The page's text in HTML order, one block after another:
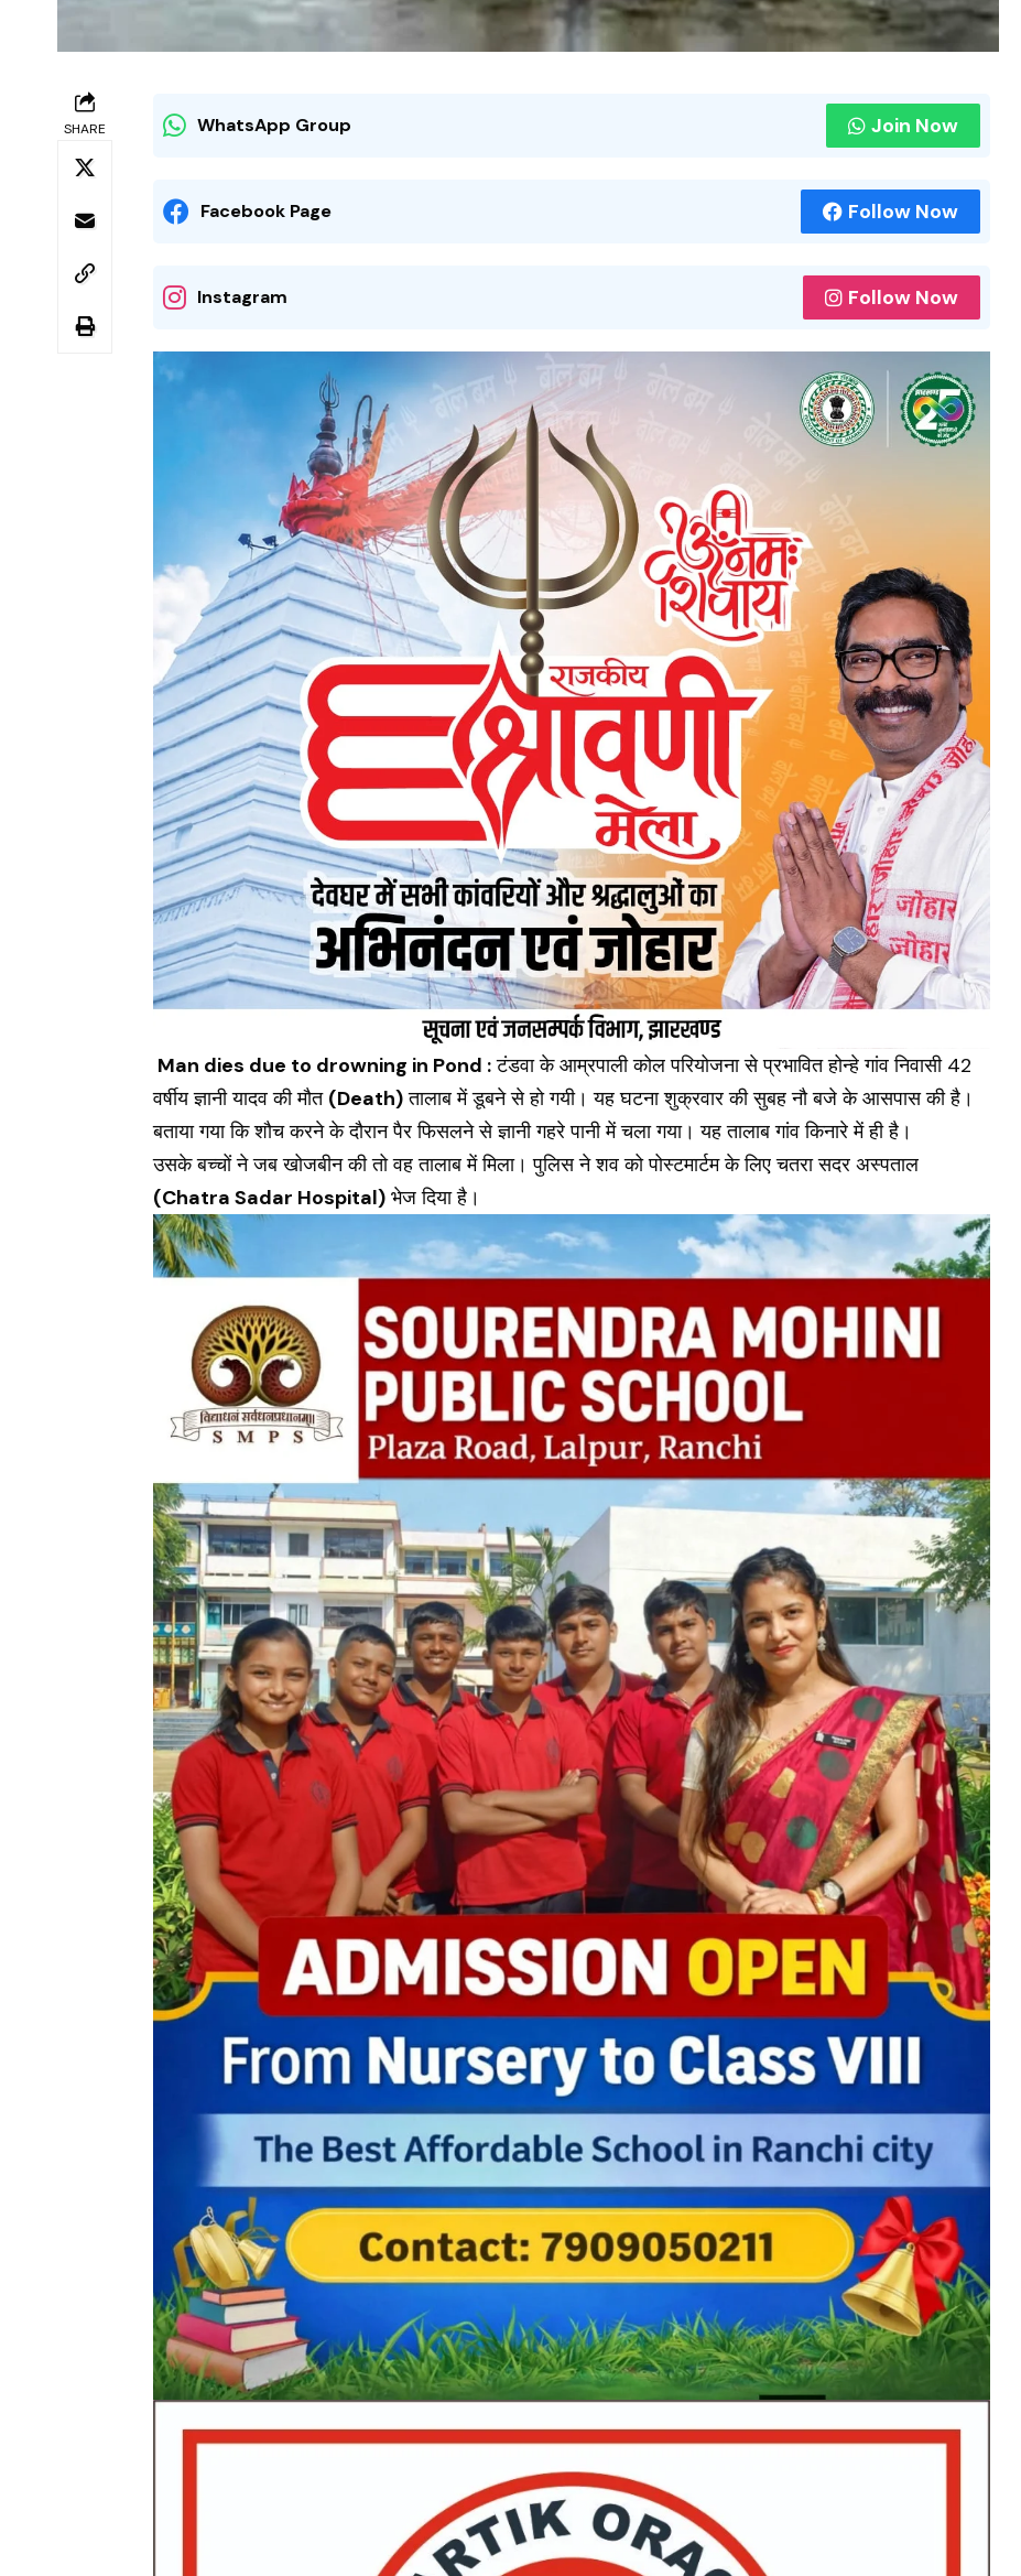
SHARE WhatsApp Group Join Now
Facebook Page Follow Now
Instagram Follow Now
Man dies due to drowning in Pond :टंडवा के आम्रपाली कोल परियोजना से प्रभावित होन्हे गांव निवासी 42
वर्षीय ज्ञानी यादव की मौत (Death) तालाब में डूबने से हो गयी। यह घटना शुक्रवार की सुबह नौ बजे के आसपास की है।
बताया गया कि शौच करने के दौरान पैर फिसलने से ज्ञानी गहरे पानी में चला गया। यह तालाब गांव किनारे में ही है।
उसके बच्चों ने जब खोजबीन की तो वह तालाब में मिला। पुलिस ने शव को पोस्टमार्टम के लिए चतरा सदर अस्पताल
(Chatra Sadar Hospital) भेज दिया है।